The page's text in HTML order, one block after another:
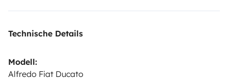
könnt ihr mich gern anrufen.
Technische Details
Modell:
Alfredo Fiat Ducato